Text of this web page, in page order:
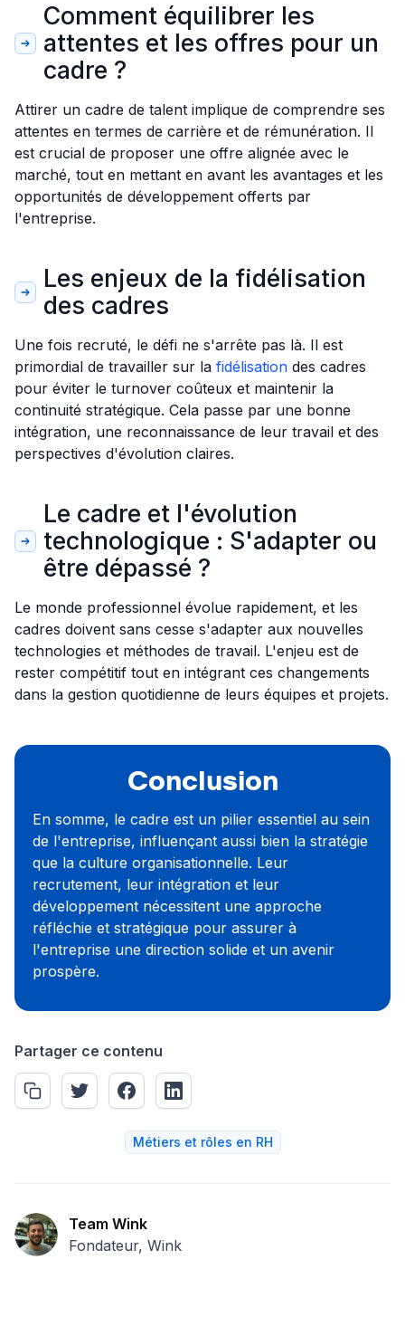
Comment équilibrer les
attentes et les offres pour un
cadre ?
Attirer un cadre de talent implique de comprendre ses
attentes en termes de carrière et de rémunération. Il
est crucial de proposer une offre alignée avec le
marché, tout en mettant en avant les avantages et les
opportunités de développement offerts par
l'entreprise.
Les enjeux de la fidélisation
des cadres
Une fois recruté, le défi ne s'arrête pas là. Il est
primordial de travailler sur la fidélisation des cadres
pour éviter le turnover coûteux et maintenir la
continuité stratégique. Cela passe par une bonne
intégration, une reconnaissance de leur travail et des
perspectives d'évolution claires.
Le cadre et l'évolution
technologique : S'adapter ou
être dépassé ?
Le monde professionnel évolue rapidement, et les
cadres doivent sans cesse s'adapter aux nouvelles
technologies et méthodes de travail. L'enjeu est de
rester compétitif tout en intégrant ces changements
dans la gestion quotidienne de leurs équipes et projets.
Conclusion
En somme, le cadre est un pilier essentiel au sein
de l'entreprise, influençant aussi bien la stratégie
que la culture organisationnelle. Leur
recrutement, leur intégration et leur
développement nécessitent une approche
réfléchie et stratégique pour assurer à
l'entreprise une direction solide et un avenir
prospère.
Partager ce contenu
Métiers et rôles en RH
Team Wink
Fondateur, Wink